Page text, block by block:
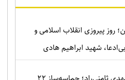
روز پیروزی انقلاب اسلامی و
شهید ابراهیم هادی